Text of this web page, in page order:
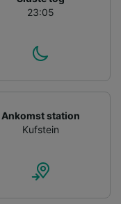
23:05
Ankomst station
Kufstein